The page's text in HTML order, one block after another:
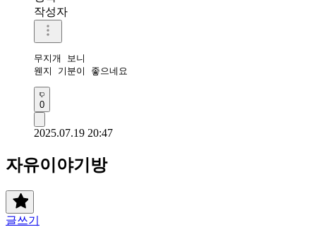
작성자
무지개 보니
웬지 기분이 좋으네요
0
2025.07.19 20:47
자유이야기방
글쓰기